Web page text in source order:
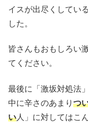
イスが出尽くしてい
した。
皆さんもおもしろい
てください。
最後に「激坂対処法
中に辛さのあまり つ
い 人」に対してはこ